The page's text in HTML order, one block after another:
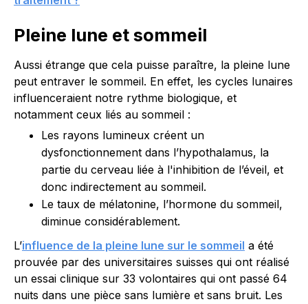
Pleine lune et sommeil
Aussi étrange que cela puisse paraître, la pleine lune
peut entraver le sommeil. En effet, les cycles lunaires
influenceraient notre rythme biologique, et
notamment ceux liés au sommeil :
Les rayons lumineux créent un
dysfonctionnement dans l’hypothalamus, la
partie du cerveau liée à l'inhibition de l’éveil, et
donc indirectement au sommeil.
Le taux de mélatonine, l’hormone du sommeil,
diminue considérablement.
L’influence de la pleine lune sur le sommeil a été
prouvée par des universitaires suisses qui ont réalisé
un essai clinique sur 33 volontaires qui ont passé 64
nuits dans une pièce sans lumière et sans bruit. Les